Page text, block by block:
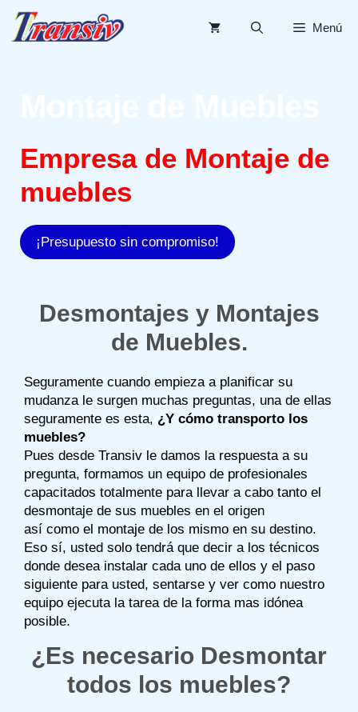
Saltar
contenido
Menú
Empresa de Montaje de
muebles
¡Presupuesto sin compromiso!
Desmontajes y Montajes
de Muebles.
Seguramente cuando empieza a planificar su
mudanza le surgen muchas preguntas, una de ellas
seguramente es esta, ¿Y cómo transporto los
muebles?
Pues desde Transiv le damos la respuesta a su
pregunta, formamos un equipo de profesionales
capacitados totalmente para llevar a cabo tanto el
desmontaje de sus muebles en el origen
así como el montaje de los mismo en su destino.
Eso sí, usted solo tendrá que decir a los técnicos
donde desea instalar cada uno de ellos y el paso
siguiente para usted, sentarse y ver como nuestro
equipo ejecuta la tarea de la forma mas idónea
posible.
¿Es necesario Desmontar
todos los muebles?